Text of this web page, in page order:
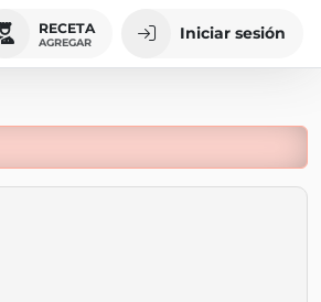
RECETA
AGREGAR Iniciar sesión